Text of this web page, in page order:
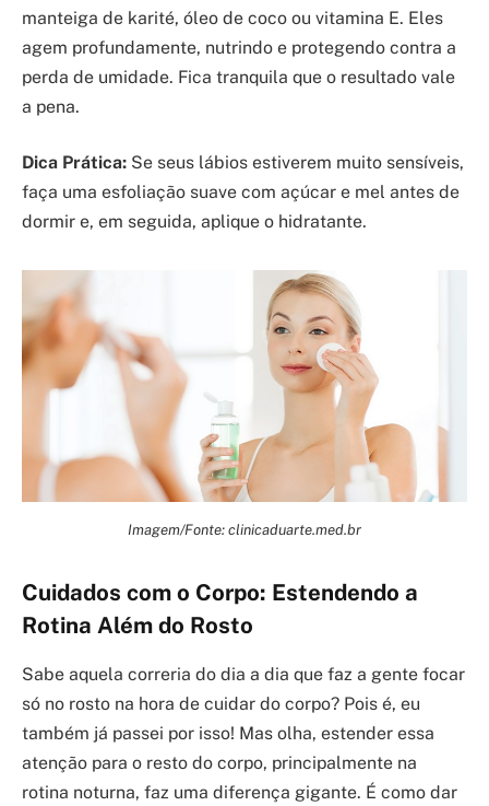
manteiga de karité, óleo de coco ou vitamina E. Eles
agem profundamente, nutrindo e protegendo contra a
perda de umidade. Fica tranquila que o resultado vale
a pena.
Dica Prática: Se seus lábios estiverem muito sensíveis,
faça uma esfoliação suave com açúcar e mel antes de
dormir e, em seguida, aplique o hidratante.
Imagem/Fonte: clinicaduarte.med.br
Cuidados com o Corpo: Estendendo a
Rotina Além do Rosto
Sabe aquela correria do dia a dia que faz a gente focar
só no rosto na hora de cuidar do corpo? Pois é, eu
também já passei por isso! Mas olha, estender essa
atenção para o resto do corpo, principalmente na
rotina noturna, faz uma diferença gigante. É como dar